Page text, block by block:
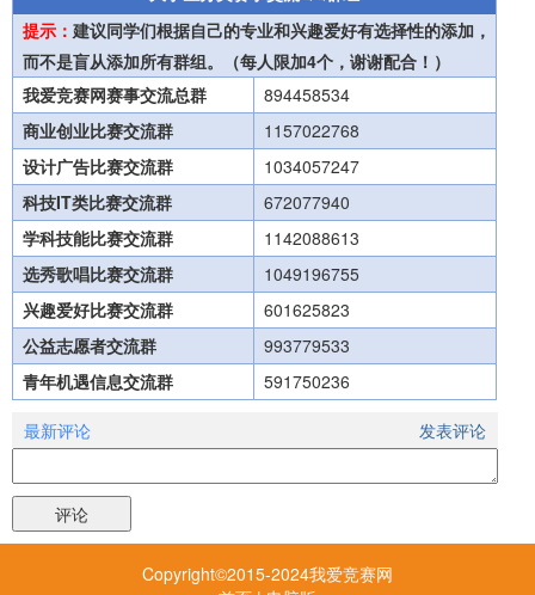
提示： 建议同学们根据自己的专业和兴趣爱好有选择性的添加，
而不是盲从添加所有群组。（每人限加4个，谢谢配合！）
我爱竞赛网赛事交流总群
894458534
商业创业比赛交流群
1157022768
设计广告比赛交流群
1034057247
科技IT类比赛交流群
672077940
学科技能比赛交流群
1142088613
选秀歌唱比赛交流群
1049196755
兴趣爱好比赛交流群
601625823
公益志愿者交流群
993779533
青年机遇信息交流群
591750236
发表评论
最新评论
Copyright©2015-2024我爱竞赛网